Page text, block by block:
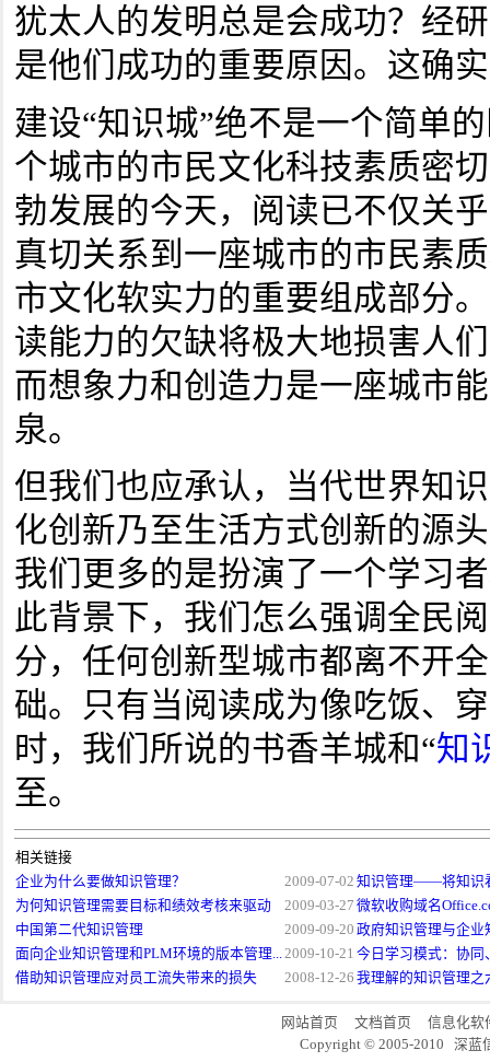
犹太人的发明总是会成功？经
是他们成功的重要原因。这确
建设“知识城”绝不是一个简单
个城市的市民文化科技素质密
勃发展的今天，阅读已不仅关
真切关系到一座城市的市民素
市文化软实力的重要组成部分
读能力的欠缺将极大地损害人
而想象力和创造力是一座城市
泉。
但我们也应承认，当代世界知
化创新乃至生活方式创新的源
我们更多的是扮演了一个学习
此背景下，我们怎么强调全民
分，任何创新型城市都离不开
础。只有当阅读成为像吃饭、
时，我们所说的书香羊城和“知
至。
相关链接
企业为什么要做知识管理？
2009-07-02 知识管理——将知识
为何知识管理需要目标和绩效考核来驱动
2009-03-27 微软收购域名
中国第二代知识管理
2009-09-20 政府知识管理与企业
面向企业知识管理和PLM环境的版本管理...2009-10-21 今日学习模式：协同
借助知识管理应对员工流失带来的损失
2008-12-26 我理解的知识管理之
网站首页 文档首页
信息化软
Copyright © 2005-2010 深